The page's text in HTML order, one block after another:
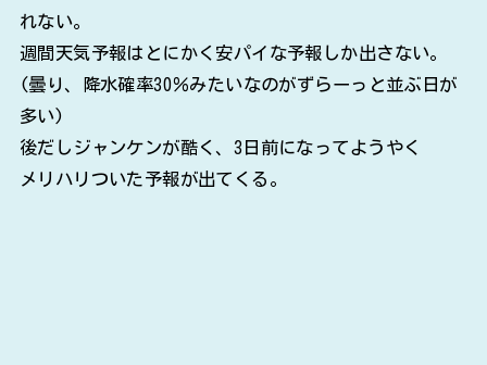
れない。
週間天気予報はとにかく安パイな予報しか出さない。
(曇り、降水確率30％みたいなのがずらーっと並ぶ日が
多い)
後だしジャンケンが酷く、3日前になってようやく
メリハリついた予報が出てくる。